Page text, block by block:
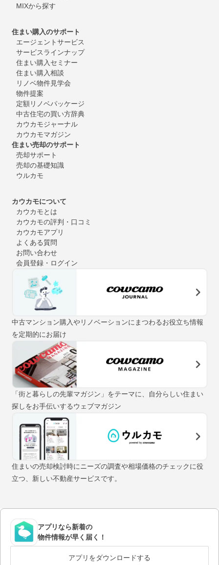
MIXから探す
住まい購入のサポート
エージェントサービス
サービスラインナップ
住まい購入セミナー
住まい購入相談
リノベ物件見学会
物件提案
定額リノベパッケージ
中古住宅の買い方辞典
カウカモジャーナル
カウカモマガジン
住まい売却のサポート
売却サポート
売却の基礎知識
ウルカモ
カウカモについて
カウカモとは
カウカモの評判・口コミ
カウカモアプリ
よくある質問
お問い合わせ
会員登録・ログイン
中古マンション購入やリノベーションにまつわるお役立ち情報
を定期的にお届け
「街と暮らしの先輩マガジン」をテーマに、自分らしい住まい
探しをお手伝いするウェブマガジン
住まいの売却検討時にニーズの調査や相場価格のチェックに役
立つ、新しい不動産サービスです。
アプリなら新着の
物件情報が早く届く！
アプリをダウンロードする